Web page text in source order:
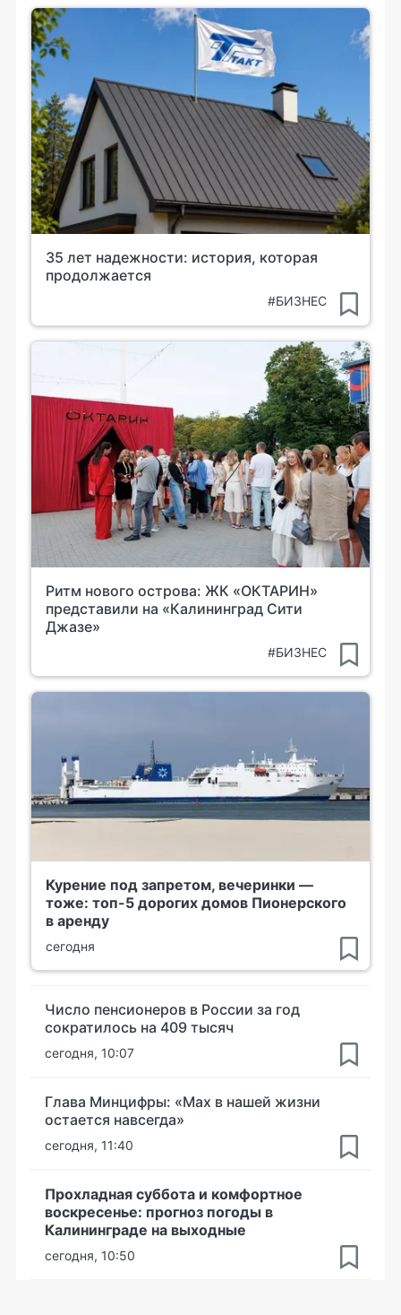
35 лет надежности: история, которая
продолжается
#БИЗНЕС
Ритм нового острова: ЖК «ОКТАРИН»
представили на «Калининград Сити
Джазе»
#БИЗНЕС
Курение под запретом, вечеринки —
тоже: топ-5 дорогих домов Пионерского
в аренду
сегодня
Число пенсионеров в России за год
сократилось на 409 тысяч
сегодня, 10:07
Глава Минцифры: «Мах в нашей жизни
остается навсегда»
сегодня, 11:40
Прохладная суббота и комфортное
воскресенье: прогноз погоды в
Калининграде на выходные
сегодня, 10:50